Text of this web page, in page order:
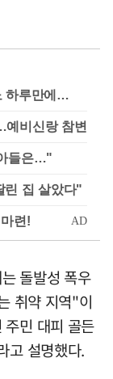
하루만에…
비신랑 참변
들은…"
린 집 살았다"
돌발성 폭우
취약 지역"이
민 대피 골든
고 설명했다.